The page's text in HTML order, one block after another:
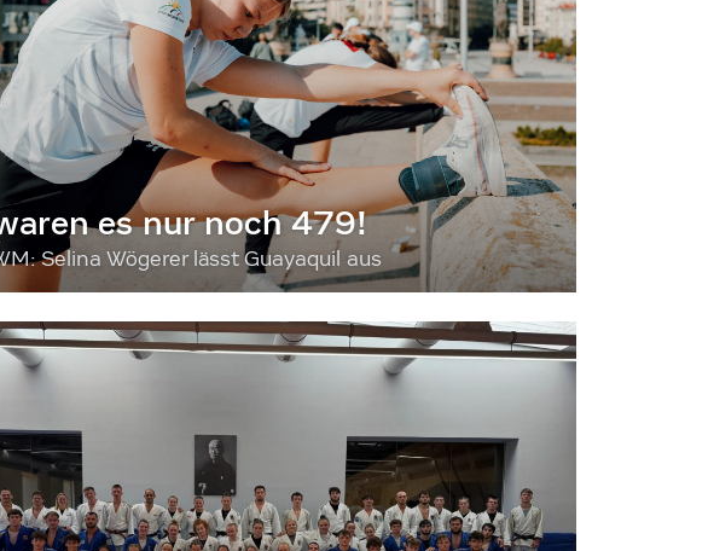
es nur noch 479!
Selina Wögerer lässt Guayaquil aus